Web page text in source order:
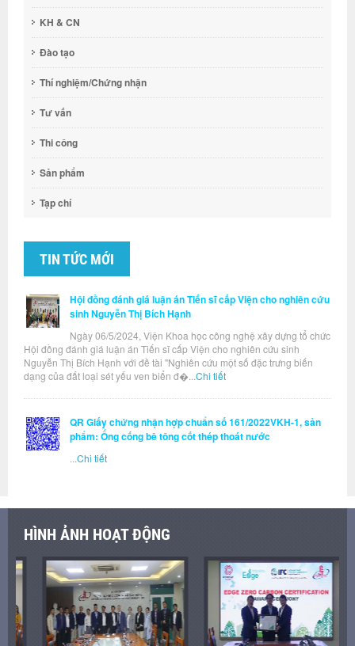
KH & CN
Đào tạo
Thí nghiệm/Chứng nhận
Tư vấn
Thi công
Sản phẩm
Tạp chí
TIN TỨC MỚI
Hội đồng đánh giá luận án Tiến sĩ cấp Viện cho nghiên cứu
sinh Nguyễn Thị Bích Hạnh
Ngày 06/5/2024, Viện Khoa học công nghệ xây dựng tổ chức
Hội đồng đánh giá luận án Tiến sĩ cấp Viện cho nghiên cứu sinh
Nguyễn Thị Bích Hạnh với đề tài "Nghiên cứu một số đặc trưng biến
dạng của đất loại sét yếu ven biển đ�... Chi tiết
QR Giấy chứng nhận hợp chuẩn số 161/2022VKH-1, sản
phẩm: Ống cống bê tông cốt thép thoát nước
Chi tiết
HÌNH ẢNH HOẠT ĐỘNG